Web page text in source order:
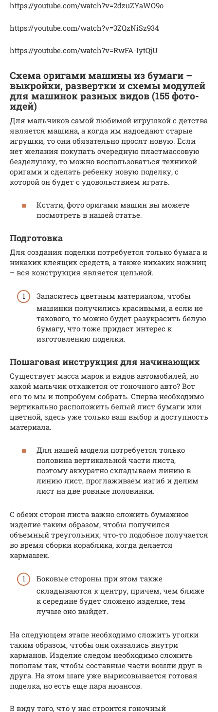
https://youtube.com/watch?v=2dzuZYaWO9o
https://youtube.com/watch?v=3ZQzNiSz934
https://youtube.com/watch?v=RwFA-IytQjU
Схема оригами машины из бумаги –
выкройки, развертки и схемы модулей
для машинок разных видов (155 фото-
идей)
Для мальчиков самой любимой игрушкой с детства
является машина, а когда им надоедают старые
игрушки, то они обязательно просят новую. Если
нет желания покупать очередную пластмассовую
безделушку, то можно воспользоваться техникой
оригами и сделать ребенку новую поделку, с
которой он будет с удовольствием играть.
Кстати, фото оригами машин вы можете
посмотреть в нашей статье.
Подготовка
Для создания поделки потребуется только бумага и
никаких клеящих средств, а также никаких ножниц
– вся конструкция является цельной.
Запаситесь цветным материалом, чтобы
машинки получились красивыми, а если не
такового, то можно будет разукрасить белую
бумагу, что тоже придаст интерес к
изготовлению поделки.
Пошаговая инструкция для начинающих
Существует масса марок и видов автомобилей, но
какой мальчик откажется от гоночного авто? Вот
его то мы и попробуем собрать. Сперва необходимо
вертикально расположить белый лист бумаги или
цветной, здесь уже только ваш выбор и доступность
материала.
Для нашей модели потребуется только
половина вертикальной части листа,
поэтому аккуратно складываем линию в
линию лист, проглаживаем изгиб и делим
лист на две ровные половинки.
С обеих сторон листа важно сложить бумажное
изделие таким образом, чтобы получился
объемный треугольник, что-то подобное получается
во время сборки кораблика, когда делается
кармашек.
Боковые стороны при этом также
складываются к центру, причем, чем ближе
к середине будет сложено изделие, тем
лучше оно выйдет.
На следующем этапе необходимо сложить уголки
таким образом, чтобы они оказались внутри
карманов. Изделие следом необходимо сложить
пополам так, чтобы составные части вошли друг в
друга. На этом шаге уже вырисовывается готовая
поделка, но есть еще пара нюансов.
В виду того, что у нас строится гоночный